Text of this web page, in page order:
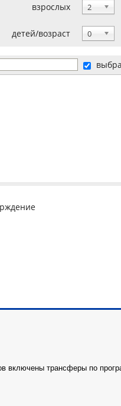
взрослых 2
детей/возраст 0
включены трансферы по